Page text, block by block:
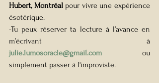
Hubert, Montréal pour vivre une expérience
ésotérique.
-Tu peux réserver ta lecture à l’avance en
julie.lumosoracle@gmail.com ou
simplement passer à l'improviste.